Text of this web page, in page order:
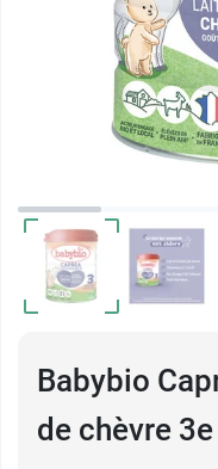
Babybio
de chèvre